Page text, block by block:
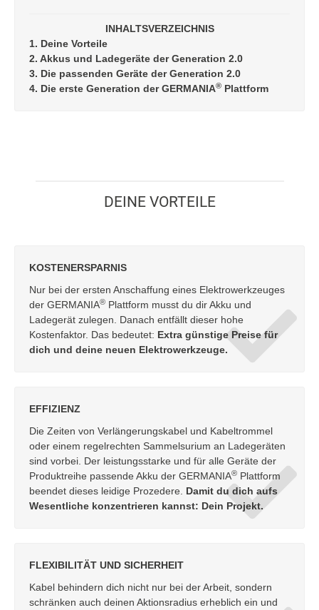
INHALTSVERZEICHNIS
1. Deine Vorteile
2. Akkus und Ladegeräte der Generation 2.0
3. Die passenden Geräte der Generation 2.0
4. Die erste Generation der GERMANIA® Plattform
DEINE VORTEILE
KOSTENERSPARNIS
Nur bei der ersten Anschaffung eines Elektrowerkzeuges
der GERMANIA® Plattform musst du dir Akku und
Ladegerät zulegen. Danach entfällt dieser hohe
Kostenfaktor. Das bedeutet: Extra günstige Preise für
dich und deine neuen Elektrowerkzeuge.
EFFIZIENZ
Die Zeiten von Verlängerungskabel und Kabeltrommel
oder einem regelrechten Sammelsurium an Ladegeräten
sind vorbei. Der leistungsstarke und für alle Geräte der
Produktreihe passende Akku der GERMANIA® Plattform
beendet dieses leidige Prozedere. Damit du dich aufs
Wesentliche konzentrieren kannst: Dein Projekt.
FLEXIBILITÄT UND SICHERHEIT
Kabel behindern dich nicht nur bei der Arbeit, sondern
schränken auch deinen Aktionsradius erheblich ein und